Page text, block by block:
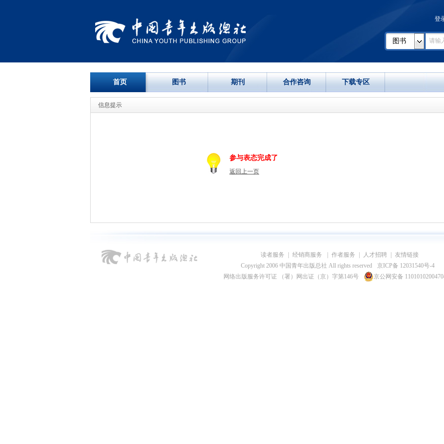
登
图书
首页 图书 期刊 合作咨询 下载专区
信息提示
参与表态完成了
返回上一页
读者服务 经销商服务 作者服务 人才招聘
友情链接
Copyright 2006 中国青年出版总社 All rights reserved
京ICP备 12031540号-4
网络出版服务许可证 （署）网出证（京）字第146号
京公网安备